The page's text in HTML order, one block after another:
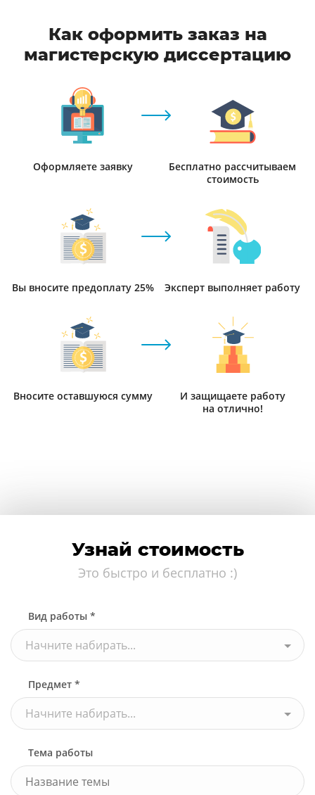
Как оформить заказ на
магистерскую диссертацию
Оформляете заявку
Бесплатно рассчитываем
стоимость
Вы вносите предоплату 25% Эксперт выполняет работу
Вносите оставшуюся сумму
И защищаете работу
на отлично!
Узнай стоимость
Это быстро и бесплатно :)
Вид работы *
Начните набирать...
Предмет *
Начните набирать...
Тема работы